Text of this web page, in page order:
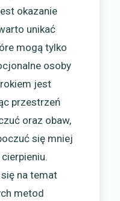
okazanie
unikać
mogą tylko
osoby
jest
przestrzeń
oraz obaw,
się mniej
na temat
metod